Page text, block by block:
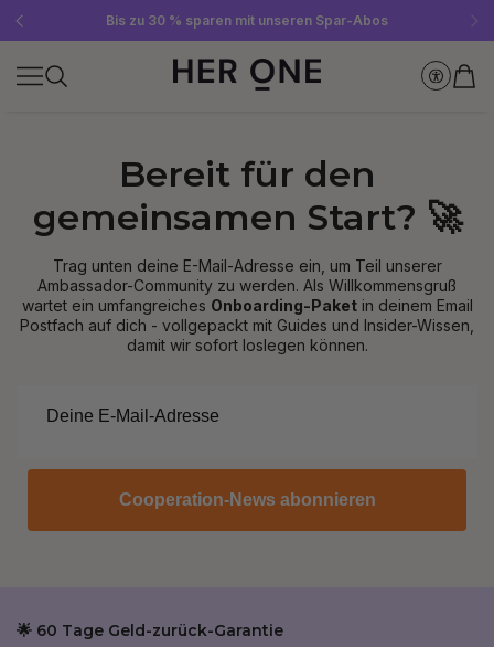
Gratis SLEEP WELL ab 69 € MBW - nur solange der Vorrat reicht!
Jetzt Newsletter abonnieren und 10 €-Gutschein sichern
Bis zu 30 % sparen mit unseren Spar-Abos
Bereit für den
gemeinsamen Start? 🚀
Trag unten deine E-Mail-Adresse ein, um Teil unserer
Ambassador-Community zu werden. Als Willkommensgruß
wartet ein umfangreiches Onboarding-Paketin deinem Email
Postfach auf dich - vollgepackt mit Guides und Insider-Wissen,
damit wir sofort loslegen können.
Cooperation-News abonnieren
🌟 60 Tage Geld-zurück-Garantie